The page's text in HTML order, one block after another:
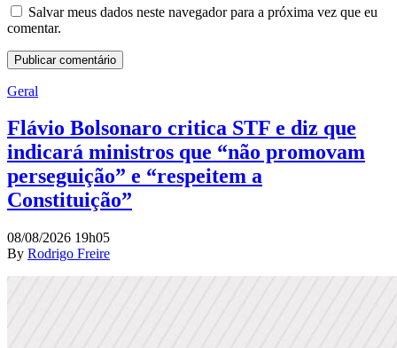
Salvar meus dados neste navegador para a próxima vez que eu
comentar.
Geral
Flávio Bolsonaro critica STF e diz que
indicará ministros que “não promovam
perseguição” e “respeitem a
Constituição”
08/08/2026 19h05
By Rodrigo Freire